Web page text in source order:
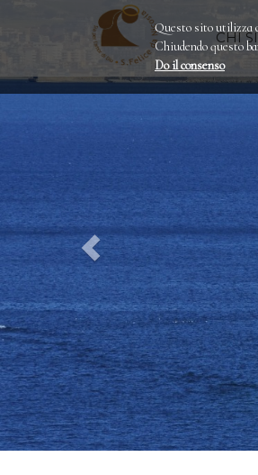
CHI
Questo sito utilizza
Chiudendo questo
Do il consenso